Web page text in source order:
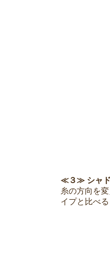
≪３≫ シャド
糸の方向を
イプと比べ